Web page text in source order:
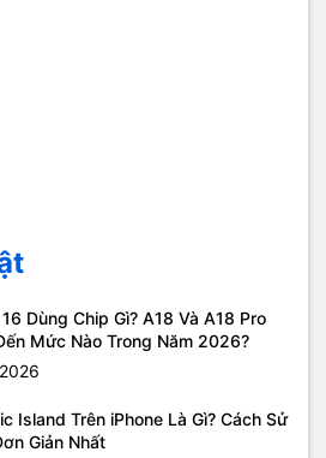
Dùng Chip Gì? A18 Và A18 Pro
Mức Nào Trong Năm 2026?
Island Trên iPhone Là Gì? Cách Sử
Giản Nhất